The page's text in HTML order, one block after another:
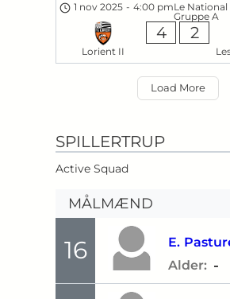
Le National
Gruppe A
1 nov 2025 - 4:00 pm
Lorient II
4 2
Load More
SPILLERTRUP
Active Squad
MÅLMÆND
16 E.
Alder: -